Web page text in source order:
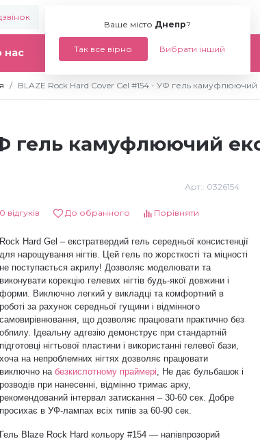
Ваше місто Днепр?
Так все вірно Вибрати інший
нас Статті Опт
BLAZE Rock Hard Cover Gel #154 - УФ гель камуфлюючий
гель камуфлюючий
Арт.: 0326154
0 відгуків До обранного Порівняти
Rock Hard Gel – екстратвердий гель середньої консистенції
для нарощування нігтів. Цей гель по жорсткості та міцності
не поступається акрилу! Дозволяє моделювати та
виконувати корекцію гелевих нігтів будь-якої довжини і
форми. Виключно легкий у викладці та комфортний в
роботі за рахунок середньої гущини і відмінного
самовирівнювання, що дозволяє працювати практично без
обпилу. Ідеальну адгезію демонструє при стандартній
підготовці нігтьової пластини і використанні гелевої бази,
хоча на непроблемних нігтях дозволяє працювати
виключно на безкислотному праймері , Не дає бульбашок і
розводів при нанесенні, відмінно тримає арку,
рекомендований інтервал затискання – 30-60 сек. Добре
просихає в УФ-лампах всіх типів за 60-90 сек.
Гель Blaze Rock Hard кольору #154 — напівпрозорий